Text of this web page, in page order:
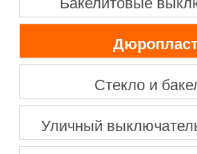
Стекло и
Уличный